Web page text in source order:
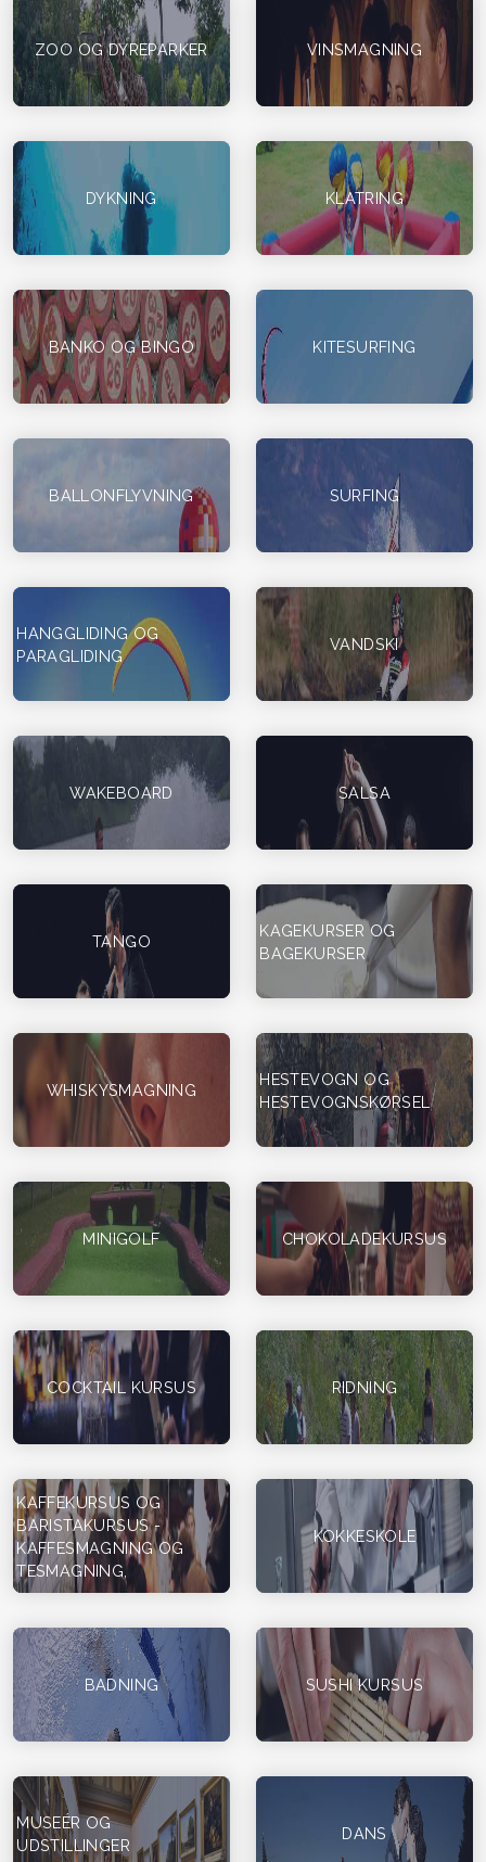
ZOO OG DYREPARKER VINSMAGNING
DYKNING KLATRING
BANKO OG BINGO KITESURFING
BALLONFLYVNING SURFING
HANGGLIDING OG
PARAGLIDING
VANDSKI
WAKEBOARD SALSA
TANGO
KAGEKURSER OG
BAGEKURSER
WHISKYSMAGNING
HESTEVOGN OG
HESTEVOGNSKØRSEL
MINIGOLF CHOKOLADEKURSUS
COCKTAIL KURSUS RIDNING
KAFFEKURSUS OG
BARISTAKURSUS -
KAFFESMAGNING OG
TESMAGNING,
KOKKESKOLE
BADNING SUSHI KURSUS
MUSEÉR OG
UDSTILLINGER
DANS